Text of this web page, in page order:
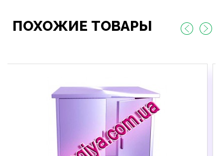
ПОХОЖИЕ ТОВАРЫ